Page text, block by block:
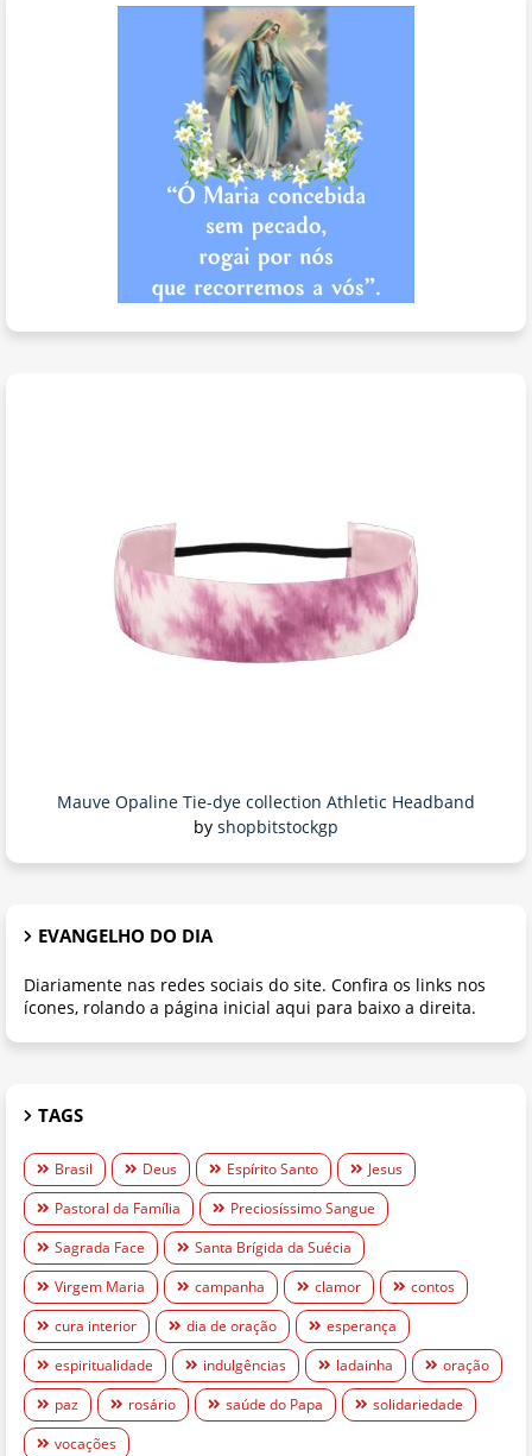
Mauve Opaline Tie-dye collection Athletic Headband
by shopbitstockgp
EVANGELHO DO DIA
Diariamente nas redes sociais do site. Confira os links nos
ícones, rolando a página inicial aqui para baixo a direita.
TAGS
Brasil Deus Espírito Santo
Jesus
Pastoral da Família
Preciosíssimo Sangue
Sagrada Face
Santa Brígida da Suécia
Virgem Maria
campanha clamor
contos
cura interior
dia de oração
esperança
espiritualidade
indulgências ladainha
oração
paz
rosário saúde do Papa
solidariedade
vocações